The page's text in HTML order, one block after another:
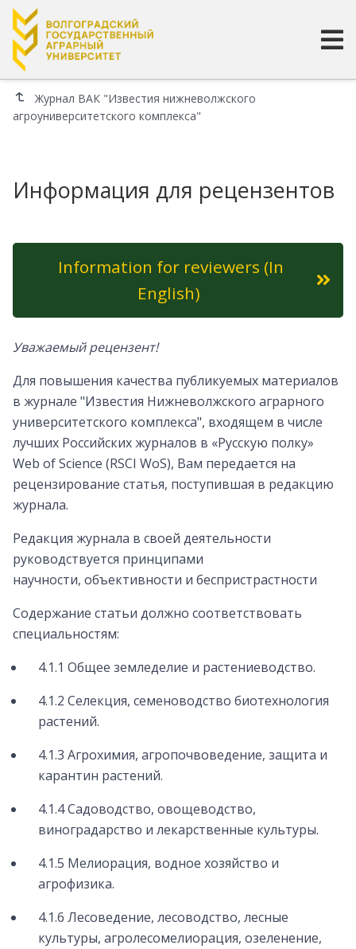
Журнал ВАК "Известия нижневолжского
агроуниверситетского комплекса"
Информация для рецензентов
Information for reviewers (In
English)
Уважаемый рецензент!
Для повышения качества публикуемых материалов
в журнале "Известия Нижневолжского аграрного
университетского комплекса", входящем в числе
лучших Российских журналов в «Русскую полку»
Web of Science (RSCI WoS), Вам передается на
рецензирование статья, поступившая в редакцию
журнала.
Редакция журнала в своей деятельности
руководствуется принципами
научности, объективности и беспристрастности
Содержание статьи должно соответствовать
специальностям:
4.1.1 Общее земледелие и растениеводство.
4.1.2 Селекция, семеноводство биотехнология
растений.
4.1.3 Агрохимия, агропочвоведение, защита и
карантин растений.
4.1.4 Садоводство, овощеводство,
виноградарство и лекарственные культуры.
4.1.5 Мелиорация, водное хозяйство и
агрофизика.
4.1.6 Лесоведение, лесоводство, лесные
культуры, агролесомелиорация, озеленение,